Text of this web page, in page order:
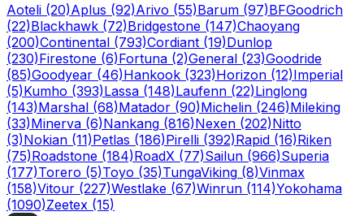
Aoteli (20)Aplus (92)Arivo (55)Barum (97)BFGoodrich
(22)Blackhawk (72)Bridgestone (147)Chaoyang
(200)Continental (793)Cordiant (19)Dunlop
(230)Firestone (6)Fortuna (2)General (23)Goodride
(85)Goodyear (46)Hankook (323)Horizon (12)Imperial
(5)Kumho (393)Lassa (148)Laufenn (22)Linglong
(143)Marshal (68)Matador (90)Michelin (246)Mileking
(33)Minerva (6)Nankang (816)Nexen (202)Nitto
(3)Nokian (11)Petlas (186)Pirelli (392)Rapid (16)Riken
(75)Roadstone (184)RoadX (77)Sailun (966)Superia
(177)Torero (5)Toyo (35)TungaViking (8)Vinmax
(158)Vitour (227)Westlake (67)Winrun (114)Yokohama
(1090)Zeetex (15)